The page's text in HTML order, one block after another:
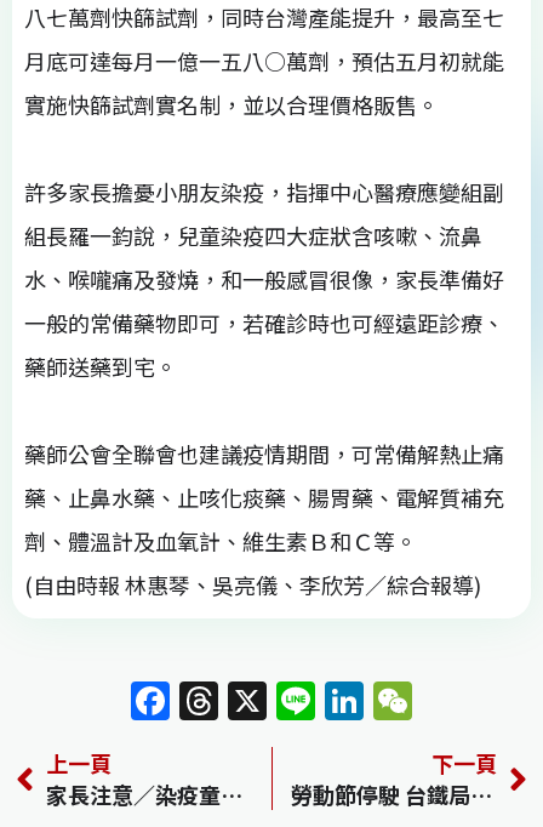
八七萬劑快篩試劑，同時台灣產能提升，最高至七
月底可達每月一億一五八○萬劑，預估五月初就能
實施快篩試劑實名制，並以合理價格販售。
許多家長擔憂小朋友染疫，指揮中心醫療應變組副
組長羅一鈞說，兒童染疫四大症狀含咳嗽、流鼻
水、喉嚨痛及發燒，和一般感冒很像，家長準備好
一般的常備藥物即可，若確診時也可經遠距診療、
藥師送藥到宅。
藥師公會全聯會也建議疫情期間，可常備解熱止痛
藥、止鼻水藥、止咳化痰藥、腸胃藥、電解質補充
劑、體溫計及血氧計、維生素Ｂ和Ｃ等。
(自由時報 林惠琴、吳亮儀、李欣芳／綜合報導)
F
c
T
re
X Li
e
Li
k C
上一頁
家長注意／染疫童出現抽搐等6症狀 可自行緊急送醫
下一頁
勞動節停駛 台鐵局長道歉 藍批三輸